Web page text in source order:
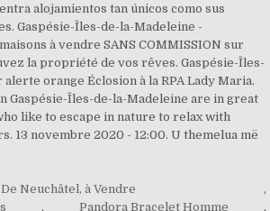
Neuchâtel, à Vendre
,
, Pandora Bracelet Homme ,